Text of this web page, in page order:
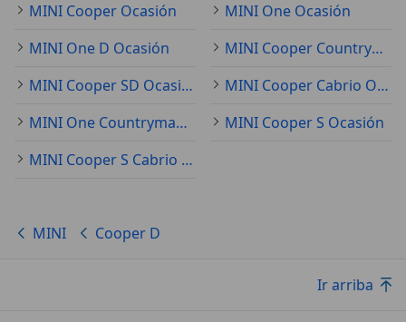
MINI Cooper Ocasión
MINI One Ocasión
MINI One D Ocasión
MINI Cooper Countryman Ocasión
MINI Cooper SD Ocasión
MINI Cooper Cabrio Ocasión
MINI One Countryman Ocasión
MINI Cooper S Ocasión
MINI Cooper S Cabrio Ocasión
MINI Cooper D
Ir arriba